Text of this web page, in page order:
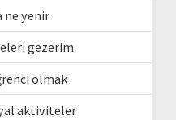
ne yenir
gezerim
olmak
aktiviteler